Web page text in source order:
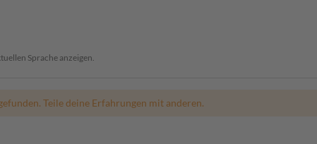
Sprache anzeigen.
Teile deine Erfahrungen mit anderen.